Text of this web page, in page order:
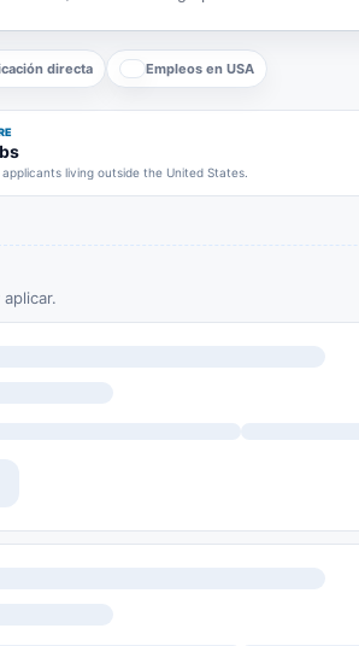
directa Empleos en USA
living outside the United States.